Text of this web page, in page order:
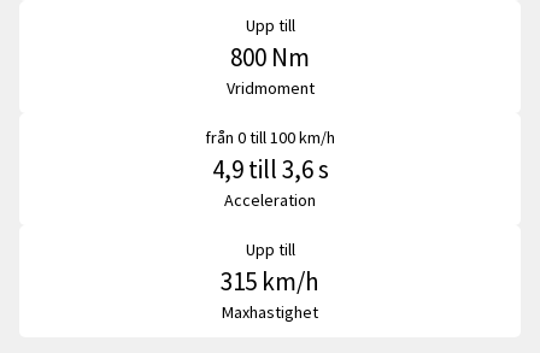
Upp till
800 Nm
Vridmoment
från 0 till 100 km/h
4,9 till 3,6 s
Acceleration
Upp till
315 km/h
Maxhastighet